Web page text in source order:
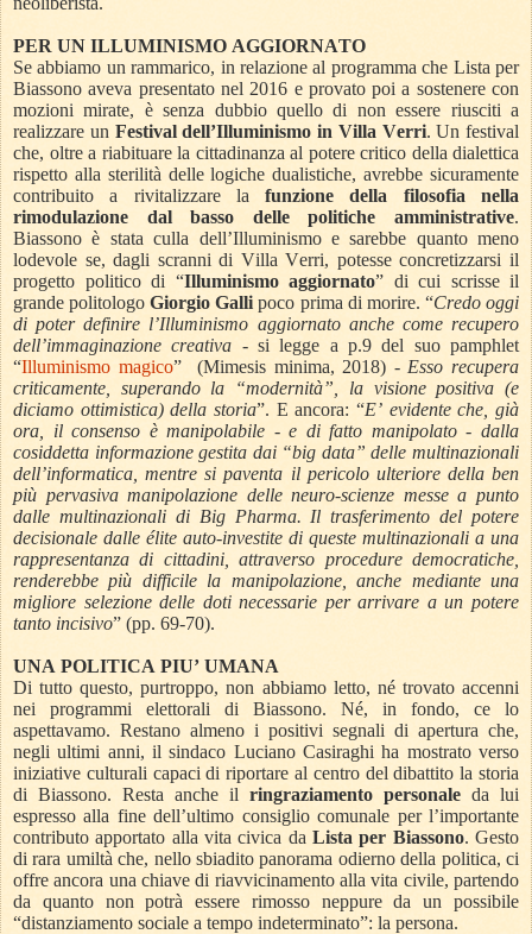
PER UN ILLUMINISMO AGGIORNATO
Se abbiamo un rammarico, in relazione al programma che Lista per
Biassono aveva presentato nel 2016 e provato poi a sostenere con
mozioni mirate, è senza dubbio quello di non essere riusciti a
realizzare un Festival dell’Illuminismo in Villa Verri. Un festival
che, oltre a riabituare la cittadinanza al potere critico della dialettica
rispetto alla sterilità delle logiche dualistiche, avrebbe sicuramente
contribuito a rivitalizzare lafunzione della filosofia nella
rimodulazione dal basso delle politiche amministrative.
Biassono è stata culla dell’Illuminismo e sarebbe quanto meno
lodevole se, dagli scranni di Villa Verri, potesse concretizzarsi il
progetto politico di “Illuminismo aggiornato” di cui scrisse il
grande politologoGiorgio Galli poco prima di morire. “Credo oggi
di poter definire l’Illuminismo aggiornato anche come recupero
dell’immaginazione creativa - si legge a p.9 del suo pamphlet
“Illuminismo magico” (Mimesis minima, 2018) - Esso recupera
criticamente, superando la “modernità”, la visione positiva (e
diciamo ottimistica) della storia”. E ancora: “E’ evidente che, già
ora, il consenso è manipolabile - e di fatto manipolato - dalla
cosiddetta informazione gestita dai “big data” delle multinazionali
dell’informatica, mentre si paventa il pericolo ulteriore della ben
più pervasiva manipolazione delle neuro-scienze messe a punto
dalle multinazionali di Big Pharma. Il trasferimento del potere
decisionale dalle élite auto-investite di queste multinazionali a una
rappresentanza di cittadini, attraverso procedure democratiche,
renderebbe più difficile la manipolazione, anche mediante una
migliore selezione delle doti necessarie per arrivare a un potere
tanto incisivo” (pp. 69-70).
UNA POLITICA PIU’ UMANA
Di tutto questo, purtroppo, non abbiamo letto, né trovato accenni
nei programmi elettorali di Biassono. Né, in fondo, ce lo
aspettavamo. Restano almeno i positivi segnali di apertura che,
negli ultimi anni, il sindaco Luciano Casiraghi ha mostrato verso
iniziative culturali capaci di riportare al centro del dibattito la storia
di Biassono. Resta anche il ringraziamento personale da lui
espresso alla fine dell’ultimo consiglio comunale per l’importante
contributo apportato alla vita civica da Lista per Biassono. Gesto
di rara umiltà che, nello sbiadito panorama odierno della politica, ci
offre ancora una chiave di riavvicinamento alla vita civile, partendo
da quanto non potrà essere rimosso neppure da un possibile
“distanziamento sociale a tempo indeterminato”: la persona.